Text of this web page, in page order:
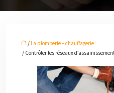
/ La plomberie – chauffagerie
/ Contrôler les réseaux